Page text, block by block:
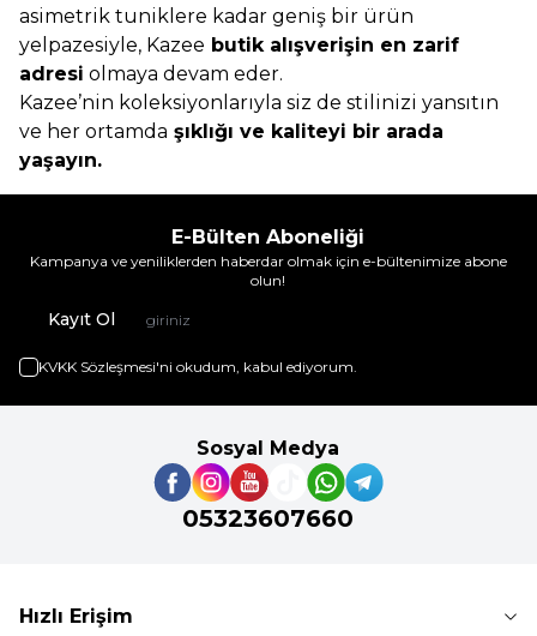
asimetrik tuniklere kadar geniş bir ürün
yelpazesiyle, Kazee butik alışverişin en zarif
adresi olmaya devam eder.
Kazee’nin koleksiyonlarıyla siz de stilinizi yansıtın
ve her ortamda şıklığı ve kaliteyi bir arada
yaşayın.
E-Bülten Aboneliği
Kampanya ve yeniliklerden haberdar olmak için e-bültenimize abone
olun!
Kayıt Ol
KVKK Sözleşmesi'ni okudum, kabul ediyorum.
Sosyal Medya
05323607660
Hızlı Erişim